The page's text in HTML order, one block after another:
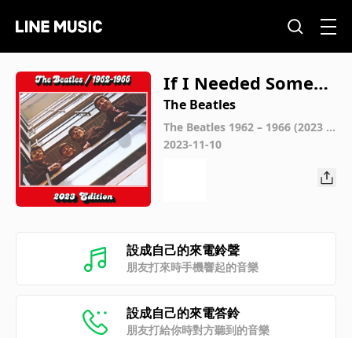
If I Needed Someon
e (2023 Mix)
The Beatles
The Beatles 1962 – 1966 (2023 E
dition)
2023-11-10
設成自己的來電鈴聲
朋友打來時手機響起的音樂
設成自己的來電答鈴
朋友打給你時對方聽到的音樂